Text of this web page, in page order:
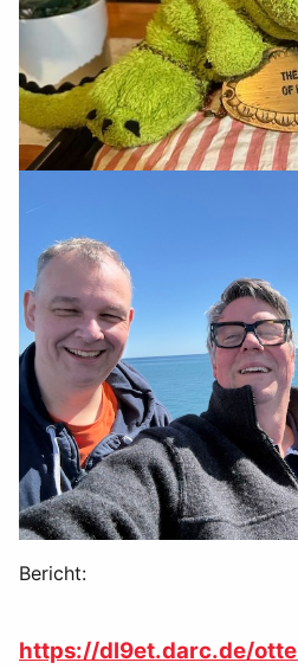
Bericht:
https://dl9et.darc.de/